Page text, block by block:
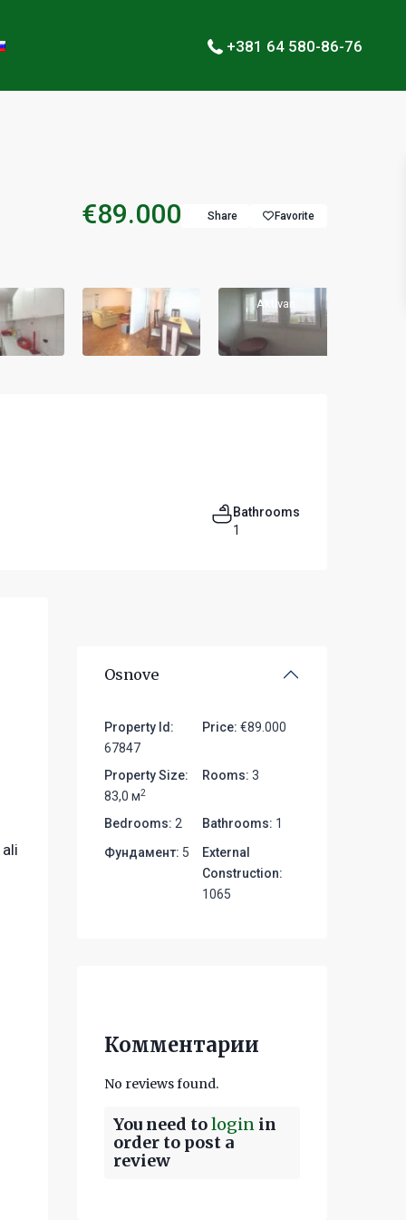
+381 64 580-86-76
€89.000 Share Favorite
Aktivan
Bathrooms
1
Osnove
Property Id:
67847
Price: €89.000
Property Size:
83,0 м2
Rooms: 3
Bedrooms: 2 Bathrooms: 1
Фундамент: 5
External
Construction:
1065
Комментарии
No reviews found.
You need tologinin
order to post a
review